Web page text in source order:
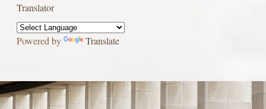
Translator
Powered by Translate